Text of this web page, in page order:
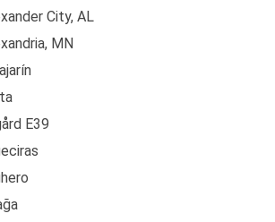
City, AL
MN
E39